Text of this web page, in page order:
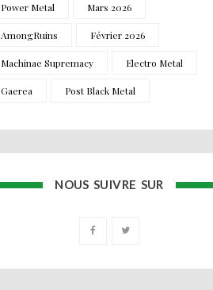
Power Metal Mars 2026
AmongRuins Février 2026
Machinae Supremacy Electro Metal
Gaerea Post Black Metal
NOUS SUIVRE SUR